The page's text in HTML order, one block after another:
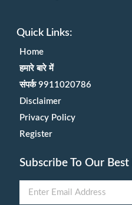
Quick Links:
Home
हमारे बारे में
संपर्क 9911020786
Disclaimer
Privacy Policy
Register
Subscribe To Our